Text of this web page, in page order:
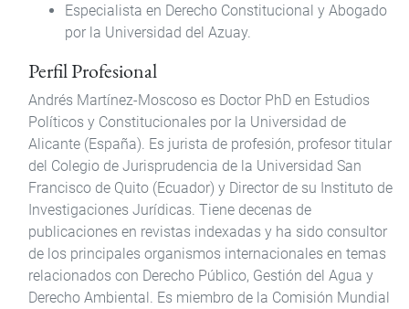
Especialista en Derecho Constitucional y Abogado
por la Universidad del Azuay.
Perfil Profesional
Andrés Martínez-Moscoso es Doctor PhD en Estudios
Políticos y Constitucionales por la Universidad de
Alicante (España). Es jurista de profesión, profesor titular
del Colegio de Jurisprudencia de la Universidad San
Francisco de Quito (Ecuador) y Director de su Instituto de
Investigaciones Jurídicas. Tiene decenas de
publicaciones en revistas indexadas y ha sido consultor
de los principales organismos internacionales en temas
relacionados con Derecho Público, Gestión del Agua y
Derecho Ambiental. Es miembro de la Comisión Mundial